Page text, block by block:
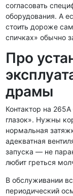
согласовать
оборудования. А
стоить дороже
спичках» обычно
Про
драмы
Контактор на
глазок». Нужны
нормальная
адекватная
запуска — не
любит греться
В обслуживании
периодический